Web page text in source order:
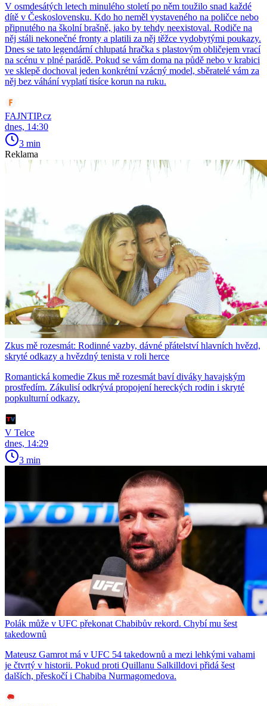
V osmdesátých letech minulého století po něm toužilo snad každé
dítě v Československu. Kdo ho neměl vystaveného na poličce nebo
připnutého na školní brašně, jako by tehdy neexistoval. Rodiče na
něj stáli nekonečné fronty a platili za něj těžce vydobytými poukazy.
Dnes se tato legendární chlupatá hračka s plastovým obličejem vrací
na scénu v plné parádě. Pokud se vám doma na půdě nebo v krabici
ve sklepě dochoval jeden konkrétní vzácný model, sběratelé vám za
něj bez váhání vyplatí tisíce korun na ruku.
FAJNTIP.cz
dnes, 14:30
3 min
Reklama
Zkus mě rozesmát: Rodinné vazby, dávné přátelství hlavních hvězd,
skryté odkazy a hvězdný tenista v roli herce
Romantická komedie Zkus mě rozesmát baví diváky havajským
prostředím. Zákulisí odkrývá propojení hereckých rodin i skryté
popkulturní odkazy.
V Telce
dnes, 14:29
3 min
Polák může v UFC překonat Chabibův rekord. Chybí mu šest
takedownů
Mateusz Gamrot má v UFC 54 takedownů a mezi lehkými vahami
je čtvrtý v historii. Pokud proti Quillanu Salkilldovi přidá šest
dalších, přeskočí i Chabiba Nurmagomedova.